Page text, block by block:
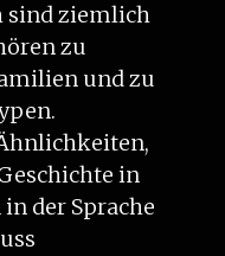
sind ziemlich
zu
und zu
in
der Sprache